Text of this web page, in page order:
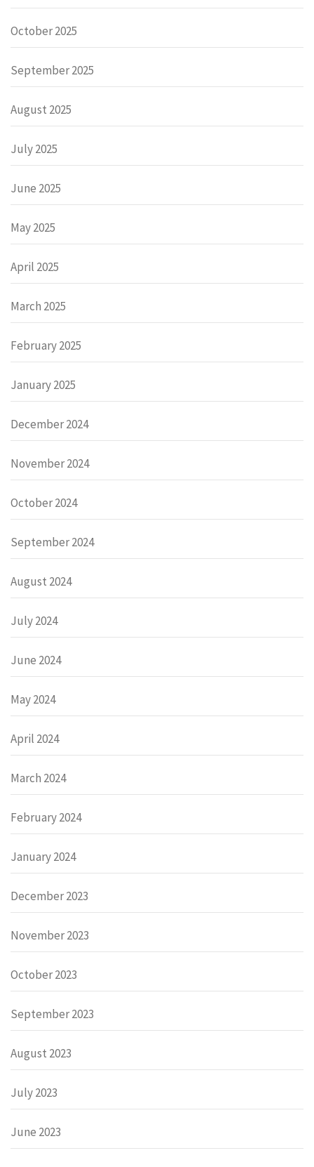
October 2025
September 2025
August 2025
July 2025
June 2025
May 2025
April 2025
March 2025
February 2025
January 2025
December 2024
November 2024
October 2024
September 2024
August 2024
July 2024
June 2024
May 2024
April 2024
March 2024
February 2024
January 2024
December 2023
November 2023
October 2023
September 2023
August 2023
July 2023
June 2023